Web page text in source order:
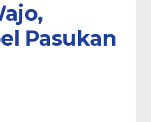
Pasukan